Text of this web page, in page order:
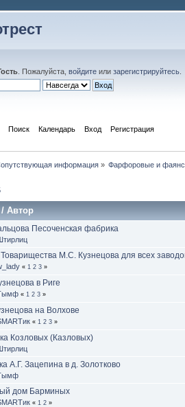
. Пожалуйста, войдите или зарегистрируйтесь
Поиск Календарь Вход Регистрация
информация» Фарфоровые и
Автор
Песоченская фабрика
М.С. Кузнецова для всех
« 1 2 3 »
в Риге
« 1 2 3 »
на Волхове
« 1 2 3 »
Козловых (Казловых)
А.Г. Зацепина в д. Золотково
дом Барминых
« 1 2 »